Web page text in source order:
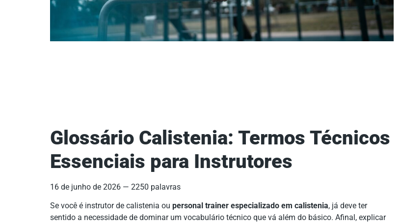
Glossário Calistenia: Termos Técnicos
Essenciais para Instrutores
16 de junho de 2026 — 2250 palavras
Se você é instrutor de calistenia ou personal trainer especializado em calistenia, já deve ter
sentido a necessidade de dominar um vocabulário técnico que vá além do básico. Afinal, explicar